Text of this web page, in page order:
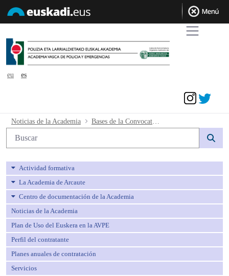
eu
es
Bases de la Convocatoria Conjunta 5 -
Noticias de la Academia
Búsqueda web
Actividad formativa
La Academia de Arcaute
Centro de documentación de la Academia
Noticias de la Academia
Plan de Uso del Euskera en la AVPE
Perfil del contratante
Planes anuales de contratación
Servicios